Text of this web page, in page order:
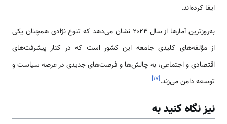
ایفا کرده‌اند.
به‌روزترین آمارها از سال ۲۰۲۴ نشان می‌دهد که تنوع نژادی همچنان یکی
از مؤلفه‌های کلیدی جامعه این کشور است که در کنار پیشرفت‌های
اقتصادی و اجتماعی، به چالش‌ها و فرصت‌های جدیدی در عرصه سیاست و
توسعه دامن می‌زند.[۱۷]
نیز نگاه کنید به